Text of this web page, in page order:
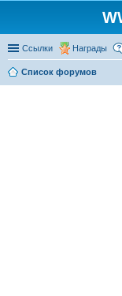
Ссылки Награды
Список форумов